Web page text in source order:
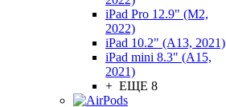
iPad Pro 12.9" (M2,
2022)
iPad 10.2" (A13, 2021)
iPad mini 8.3" (A15,
2021)
+ ЕЩЕ 8